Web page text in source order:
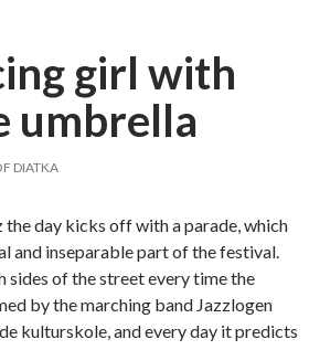
girl with
umbrella
DIATKA
day kicks off with a parade, which
and inseparable part of the festival.
sides of the street every time the
by the marching band Jazzlogen
kulturskole, and every day it predicts